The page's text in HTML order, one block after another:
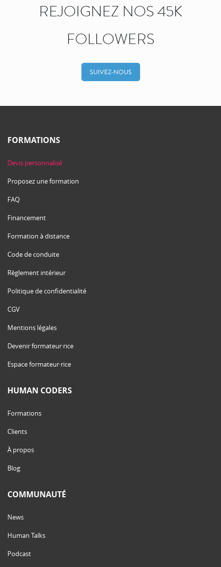
REJOIGNEZ NOS 45K
FOLLOWERS
SUIVEZ-NOUS
FORMATIONS
Devis personnalisé
Proposez une formation
FAQ
Financement
Formation à distance
Code de conduite
Règlement intérieur
Politique de confidentialité
CGV
Mentions légales
Devenir formateur·rice
Espace formateur·rice
HUMAN CODERS
Formations
Clients
À propos
Blog
COMMUNAUTÉ
News
Human Talks
Podcast